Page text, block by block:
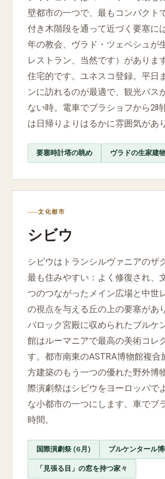
壁都市の一つで、最もコンパクト
付き木階段を通って近づく要塞に
年の教会、ヴラド・ツェペシュが
レストラン、当然です）がありま
住宅的です。ユネスコ登録。平日
ンに訪れるのが最適で、観光バス
ない時。電車でブラショフから2時
は日帰りよりはるかに雰囲気があ
要塞時計塔の眺め ヴラドの生家建
文化都市
シビウ
シビウはトランシルヴァニアのザ
最も住みやすい：よく修復され、
つのつながったメイン広場と中世
の視点を与える丘の上の要塞があ
バロック宮殿に収められたブルケ
館はルーマニアで最高の美術コレ
す。都市南東のASTRA博物館複合
方建築のもう一つの優れた野外博
際演劇祭はシビウをヨーロッパで
な小都市の一つにします。車でブ
時間。
国際演劇祭 (6月) ブルケンタール
「見張る目」の窓を持つ家々